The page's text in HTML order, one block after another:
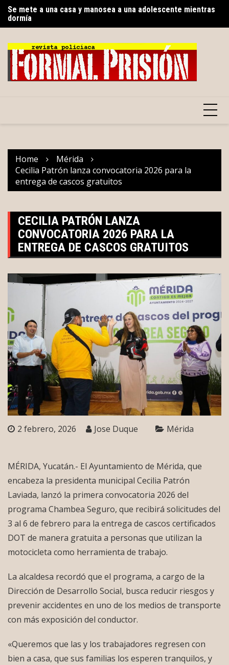
Skip
content
dormía
Gobierno del Renacimiento Maya facilitará traslados
gratuitos vía Uber para usuarios del CREE
Home
Mérida
Cecilia Patrón lanza convocatoria 2026 para la
entrega de cascos gratuitos
CECILIA PATRÓN LANZA
CONVOCATORIA 2026 PARA LA
ENTREGA DE CASCOS GRATUITOS
2 febrero, 2026 Jose Duque Mérida
MÉRIDA, Yucatán.- El Ayuntamiento de Mérida, que
encabeza la presidenta municipal Cecilia Patrón
Laviada, lanzó la primera convocatoria 2026 del
programa Chambea Seguro, que recibirá solicitudes del
3 al 6 de febrero para la entrega de cascos certificados
DOT de manera gratuita a personas que utilizan la
motocicleta como herramienta de trabajo.
La alcaldesa recordó que el programa, a cargo de la
Dirección de Desarrollo Social, busca reducir riesgos y
prevenir accidentes en uno de los medios de transporte
con más exposición del conductor.
«Queremos que las y los trabajadores regresen con
bien a casa, que sus familias los esperen tranquilos, y